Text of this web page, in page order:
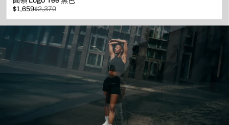
已
折
扣
$1,659
原
價
$2,370